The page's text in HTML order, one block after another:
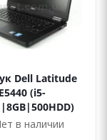
Dell Latitude
E5440 (i5-
в наличии